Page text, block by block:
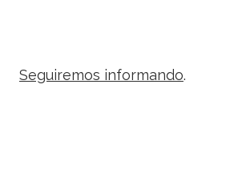
Seguiremos informando.